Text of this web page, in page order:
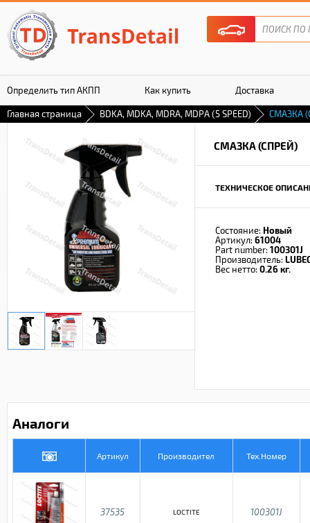
Определить тип АКПП Как купить Доставка
Гарантия
Главная страница BDKA, MDKA, MDRA, MDPA (5 SPEED) СМАЗКА
СМАЗКА (СПРЕЙ)
ТЕХНИЧЕСКОЕ
Состояние: Новый
Артикул: 61004
Part number: 100301J
Производитель:
Вес нетто: 0.26 кг.
Аналоги
Артикул Производител Тех.Номер
37535 LOCTITE 100301J